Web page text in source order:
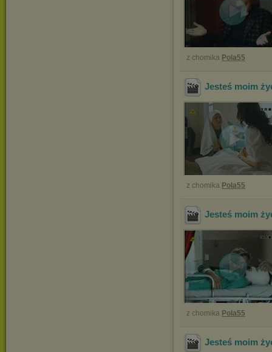
z chomika Pola55
Jesteś moim
z chomika Pola55
Jesteś moim
z chomika Pola55
Jesteś moim